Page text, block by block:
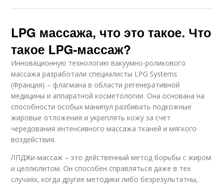
LPG массажа, что это такое. Что
такое LPG-массаж?
Инновационную технологию вакуумно-роликового
массажа разработали специалисты LPG Systems
(Франция) – флагмана в области регенеративной
медицины и аппаратной косметологии. Она основана на
способности особых манипул разбивать подкожные
жировые отложения и укреплять кожу за счет
чередования интенсивного массажа тканей и мягкого
воздействия.
ЛПДЖи-массаж – это действенный метод борьбы с жиром
и целлюлитом. Он способен справляться даже в тех
случаях, когда другие методики либо безрезультатны,